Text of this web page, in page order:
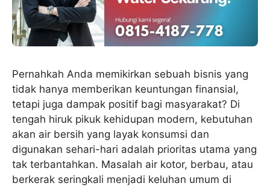
Pernahkah Anda memikirkan sebuah bisnis yang
tidak hanya memberikan keuntungan finansial,
tetapi juga dampak positif bagi masyarakat? Di
tengah hiruk pikuk kehidupan modern, kebutuhan
akan air bersih yang layak konsumsi dan
digunakan sehari-hari adalah prioritas utama yang
tak terbantahkan. Masalah air kotor, berbau, atau
berkerak seringkali menjadi keluhan umum di